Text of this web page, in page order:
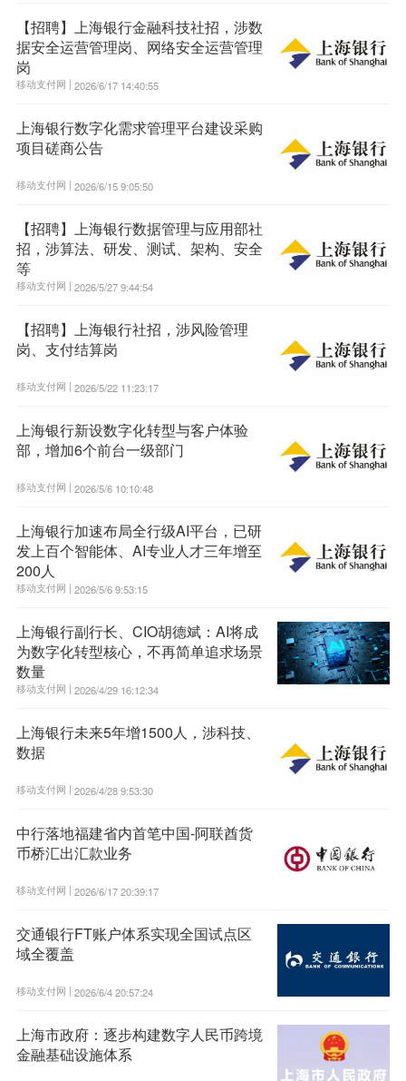
【招聘】上海银行金融科技社招，涉数
据安全运营管理岗、网络安全运营管理
岗
移动支付网 | 2026/6/17 14:40:55
上海银行数字化需求管理平台建设采购
项目磋商公告
移动支付网 | 2026/6/15 9:05:50
【招聘】上海银行数据管理与应用部社
招，涉算法、研发、测试、架构、安全
等
移动支付网 | 2026/5/27 9:44:54
【招聘】上海银行社招，涉风险管理
岗、支付结算岗
移动支付网 | 2026/5/22 11:23:17
上海银行新设数字化转型与客户体验
部，增加6个前台一级部门
移动支付网 | 2026/5/6 10:10:48
上海银行加速布局全行级AI平台，已研
发上百个智能体、AI专业人才三年增至
200人
移动支付网 | 2026/5/6 9:53:15
上海银行副行长、CIO胡德斌：AI将成
为数字化转型核心，不再简单追求场景
数量
移动支付网 | 2026/4/29 16:12:34
上海银行未来5年增1500人，涉科技、
数据
移动支付网 | 2026/4/28 9:53:30
中行落地福建省内首笔中国-阿联酋货
币桥汇出汇款业务
移动支付网 | 2026/6/17 20:39:17
交通银行FT账户体系实现全国试点区
域全覆盖
移动支付网 | 2026/6/4 20:57:24
上海市政府：逐步构建数字人民币跨境
金融基础设施体系